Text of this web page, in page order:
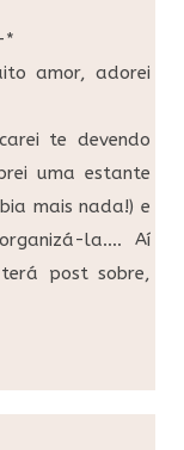
*
amor, adorei
te devendo
uma estante
mais nada!) e
la…. Aí
post sobre,